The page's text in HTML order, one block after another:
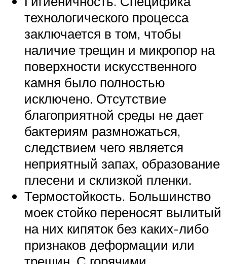
технологического процесса
заключается в том, чтобы
наличие трещин и микропор на
поверхности искусственного
камня было полностью
исключено. Отсутствие
благоприятной среды не дает
бактериям размножаться,
следствием чего является
неприятный запах, образование
плесени и склизкой пленки.
Термостойкость. Большинство
моек стойко переносят вылитый
на них кипяток без каких-либо
признаков деформации или